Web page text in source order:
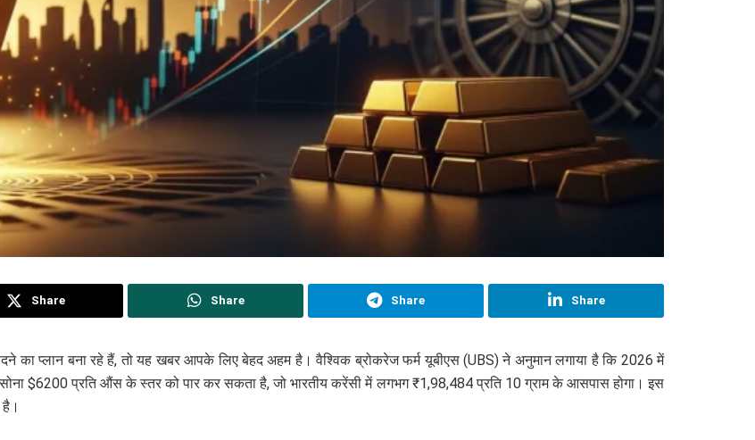
Share Share Share Share
का प्लान बना रहे हैं, तो यह खबर आपके लिए बेहद अहम है। वैश्विक ब्रोकरेज फर्म यूबीएस (UBS) ने अनुमान लगाया है कि 2026 में
$6200 प्रति औंस के स्तर को पार कर सकता है, जो भारतीय करेंसी में लगभग ₹1,98,484 प्रति 10 ग्राम के आसपास होगा। इस